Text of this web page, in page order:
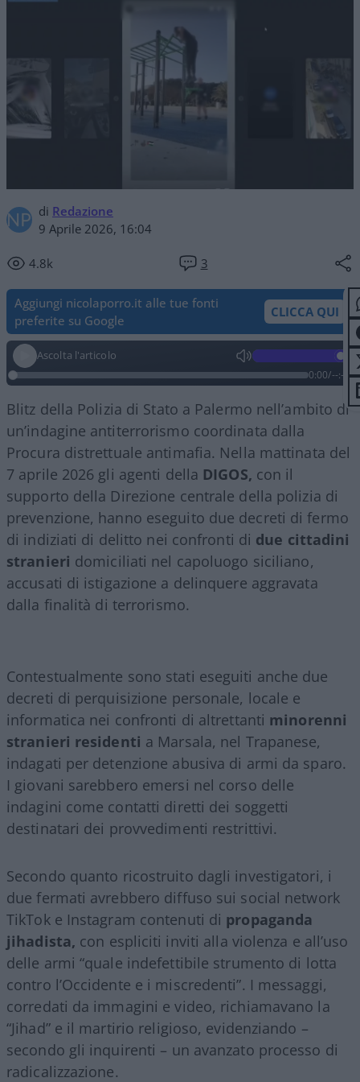
di Redazione
9 Aprile 2026, 16:04
4.8k 3
Aggiungi nicolaporro.it alle tue fonti
preferite su Google
CLICCA QUI
Ascolta l'articolo
0:00/--:--
Blitz della Polizia di Stato a Palermo nell’ambito di
un’indagine antiterrorismo coordinata dalla
Procura distrettuale antimafia. Nella mattinata del
7 aprile 2026 gli agenti della DIGOS, con il
supporto della Direzione centrale della polizia di
prevenzione, hanno eseguito due decreti di fermo
di indiziati di delitto nei confronti di due cittadini
stranieri domiciliati nel capoluogo siciliano,
accusati di istigazione a delinquere aggravata
dalla finalità di terrorismo.
Contestualmente sono stati eseguiti anche due
decreti di perquisizione personale, locale e
informatica nei confronti di altrettanti minorenni
stranieri residenti a Marsala, nel Trapanese,
indagati per detenzione abusiva di armi da sparo.
I giovani sarebbero emersi nel corso delle
indagini come contatti diretti dei soggetti
destinatari dei provvedimenti restrittivi.
Secondo quanto ricostruito dagli investigatori, i
due fermati avrebbero diffuso sui social network
TikTok e Instagram contenuti di propaganda
jihadista, con espliciti inviti alla violenza e all’uso
delle armi “quale indefettibile strumento di lotta
contro l’Occidente e i miscredenti”. I messaggi,
corredati da immagini e video, richiamavano la
“Jihad” e il martirio religioso, evidenziando –
secondo gli inquirenti – un avanzato processo di
radicalizzazione.